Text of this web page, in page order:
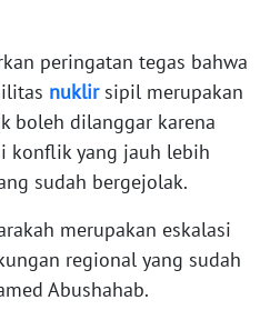
peringatan tegas bahwa
nuklirsipil merupakan
boleh dilanggar karena
konflik yang jauh lebih
sudah bergejolak.
merupakan eskalasi
regional yang sudah
Abushahab.